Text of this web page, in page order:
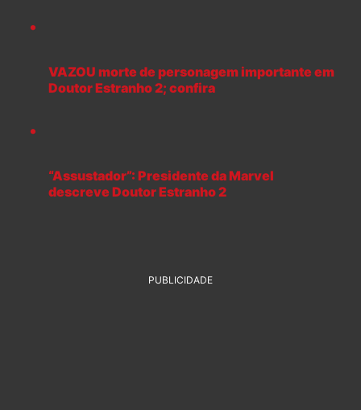
VAZOU morte de personagem importante em
Doutor Estranho 2; confira
“Assustador”: Presidente da Marvel
descreve Doutor Estranho 2
PUBLICIDADE